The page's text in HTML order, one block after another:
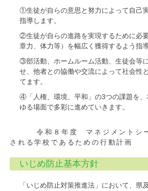
①生徒が自らの意思と努力によって自己
指導します。
②生徒が自らの進路を実現するために必
章力、体力等）を幅広く獲得するよう指導
③部活動、ホームルーム活動、生徒会等
せ、他者との協働や交流によって社会性
てます。
④「人権、環境、平和」の3つの課題を、
ゆる場面で多彩に進めていきます。
令和８年度 マネジメントシ
される学校であるための行動計画
いじめ防止基本方針
「いじめ防止対策推進法」において、県